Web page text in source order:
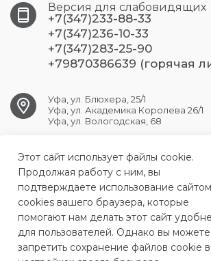
Версия для слабовидящих
+7(347)233-88-33
+7(347)236-10-33
+7(347)283-25-90
+79870386639 (горячая
Уфа, ул. Блюхера, 25/1
Уфа, ул. Академика Королева 26/1
Уфа, ул. Вологодская, 68
ufa.dsp7@doctorrb.ru
ГБУЗ РБ ДСП №7 г. Уфа
Этот сайт использует файлы cookie.
Продолжая работу с ним, вы
подтверждаете использование сайтом
cookies вашего браузера, которые
помогают нам делать этот сайт
для пользователей. Однако вы можете
запретить сохранение файлов cookie в